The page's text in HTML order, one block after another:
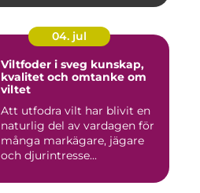
04. jul
Viltfoder i sveg kunskap,
kvalitet och omtanke om
viltet
Att utfodra vilt har blivit en
naturlig del av vardagen för
många markägare, jägare
och djurintresse...